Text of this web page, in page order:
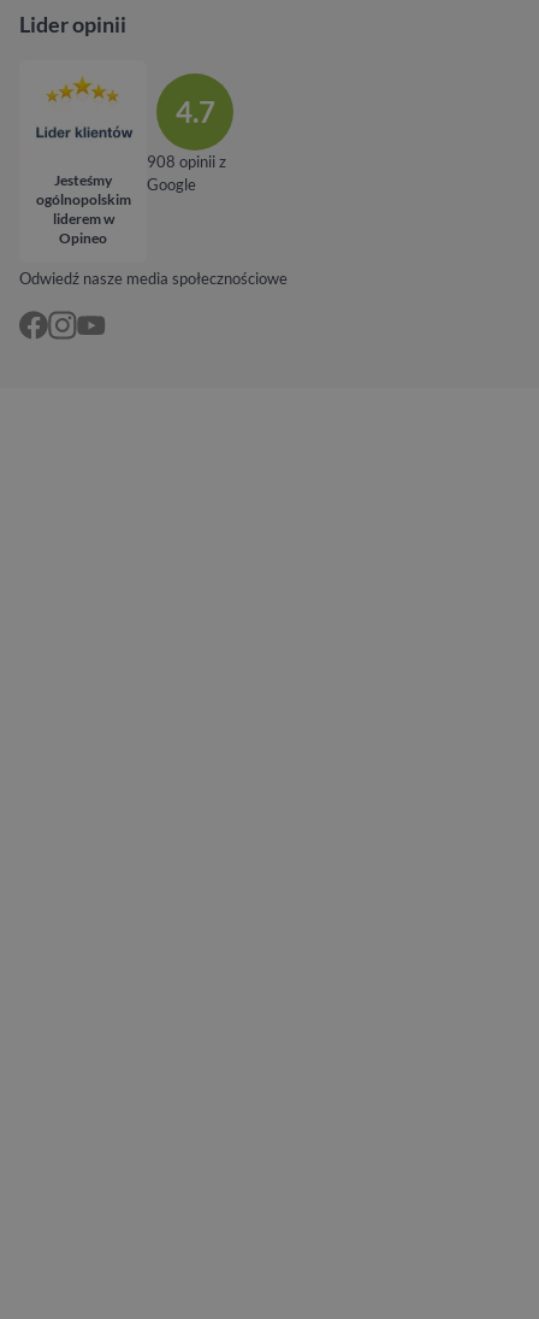
Odwiedź nasze media społecznościowe
Lider opinii
Jesteśmy
ogólnopolskim
liderem w
Opineo
4.7
908 opinii z
Google